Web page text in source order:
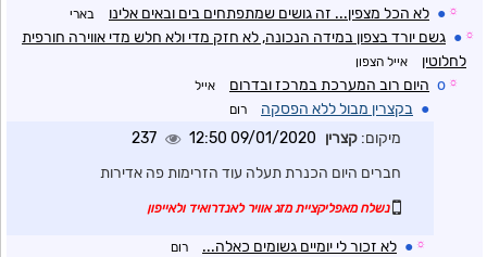
☼
● לא הכל מצפין... זה גושים שמתפתחים בים ובאים אלינו בארי
☼
● גשם יורד בצפון במידה הנכונה, לא חזק מדי ולא חלש מדי אווירה חורפית
לחלוטין
אייל הצפון
☼
o היום רוב המערכת במרכז ובדרום אייל
● בקצרין מבול ללא הפסקה רום
מיקום: קצרין 09/01/2020 12:50
237
חברים היום הכנרת תעלה עוד הזרימות פה אדירות
נשלח מאפליקציית מזג אוויר לאנדרואיד ולאייפון
☼
● לא זכור לי יומיים גשומים כאלה... רום